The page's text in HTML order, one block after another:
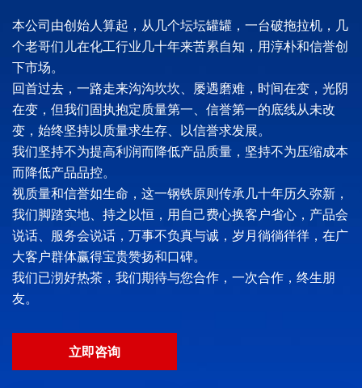
本公司由创始人算起，从几个坛坛罐罐，一台破拖拉机，几
个老哥们儿在化工行业几十年来苦累自知，用淳朴和信誉创
下市场。
回首过去，一路走来沟沟坎坎、屡遇磨难，时间在变，光阴
在变，但我们固执抱定质量第一、信誉第一的底线从未改
变，始终坚持以质量求生存、以信誉求发展。
我们坚持不为提高利润而降低产品质量，坚持不为压缩成本
而降低产品品控。
视质量和信誉如生命，这一钢铁原则传承几十年历久弥新，
我们脚踏实地、持之以恒，用自己费心换客户省心，产品会
说话、服务会说话，万事不负真与诚，岁月徜徜徉徉，在广
大客户群体赢得宝贵赞扬和口碑。
我们已沏好热茶，我们期待与您合作，一次合作，终生朋
友。
立即咨询